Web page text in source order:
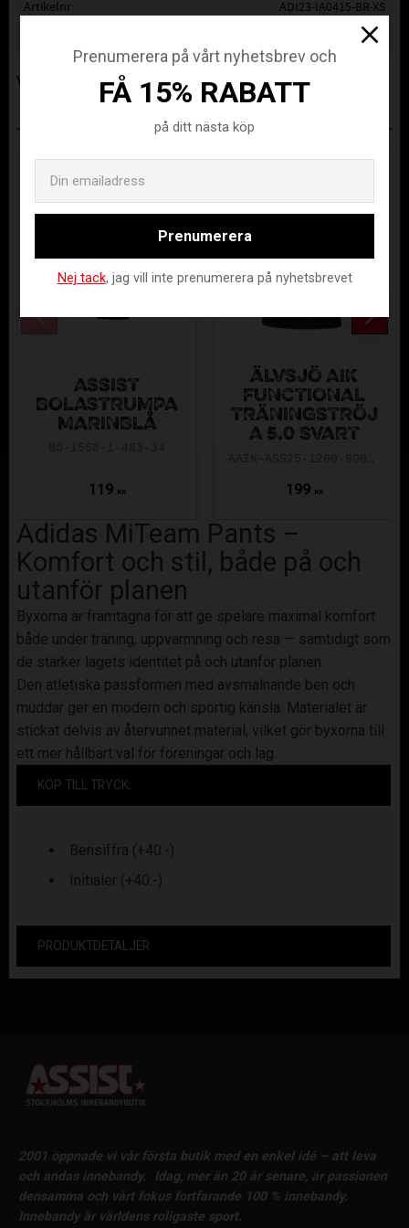
Artikelnr
ADI23-IA0415-BR-XS
ADIDAS
Visa alla produkter från ADIDAS
ANDRA KÖPTE ÄVEN
ASSIST
BOLASTRUMPA
MARINBLÅ
119 KR
ÄLVSJÖ AIK
FUNCTIONAL
TRÄNINGSTRÖJ
A 5.0 SVART
199 KR
Adidas MiTeam Pants –
Komfort och stil, både på och
utanför planen
Byxorna är framtagna för att ge spelare maximal komfort
både under träning, uppvärmning och resa — samtidigt som
de stärker lagets identitet på och utanför planen.
Den atletiska passformen med avsmalnande ben och
muddar ger en modern och sportig känsla. Materialet är
stickat delvis av återvunnet material, vilket gör byxorna till
ett mer hållbart val för föreningar och lag.
KÖP TILL TRYCK:
Bensiffra (+40:-)
Initialer (+40:-)
PRODUKTDETALJER
2001 öppnade vi vår första butik med en enkel idé – att leva
och andas innebandy.
Idag, mer än 20 år senare, är passionen
densamma och vårt fokus fortfarande 100 % innebandy.
Innebandy är världens roligaste sport.
Prenumerera på vårt nyhetsbrev och
FÅ 15% RABATT
på ditt nästa köp
Prenumerera
Nej tack, jag vill inte prenumerera på nyhetsbrevet